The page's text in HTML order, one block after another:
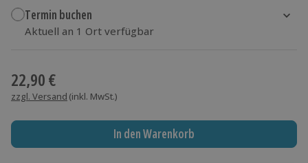
Termin buchen
Aktuell an 1 Ort verfügbar
22,90 €
zzgl. Versand (inkl. MwSt.)
In den Warenkorb